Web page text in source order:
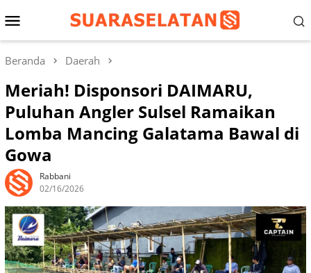
ke
Menu
Mobile
Beranda Daerah
Meriah! Disponsori DAIMARU,
Puluhan Angler Sulsel Ramaikan
Lomba Mancing Galatama Bawal di
Gowa
Rabbani
02/16/2026